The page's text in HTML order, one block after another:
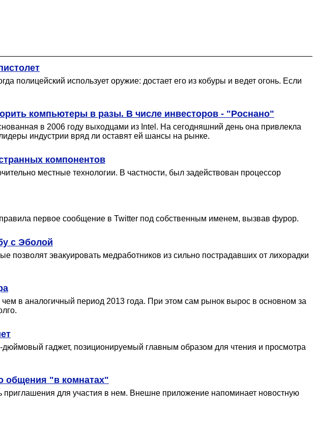
полицейский использует оружие: достает его из кобуры и ведет огонь. Если
компьютеры в разы. В числе инвесторов - "Роснано"
в 2006 году выходцами из Intel. На сегодняшний день она привлекла
индустрии вряд ли оставят ей шансы на рынке.
компонентов
местные технологии. В частности, был задействован процессор
первое сообщение в Twitter под собственным именем, вызвав фурор.
с Эболой
позволят эвакуировать медработников из сильно пострадавших от лихорадки
в аналогичный период 2013 года. При этом сам рынок вырос в основном за
гаджет, позиционируемый главным образом для чтения и просмотра
общения "в комнатах"
для участия в нем. Внешне приложение напоминает новостную